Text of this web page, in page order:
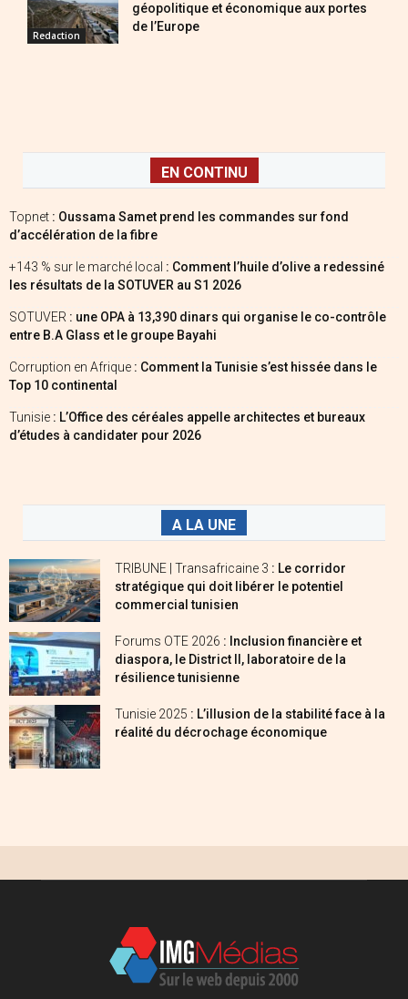
Redaction
géopolitique et économique aux portes
de l’Europe
EN CONTINU
Topnet : Oussama Samet prend les commandes sur fond
d’accélération de la fibre
+143 % sur le marché local : Comment l’huile d’olive a redessiné
les résultats de la SOTUVER au S1 2026
SOTUVER : une OPA à 13,390 dinars qui organise le co-contrôle
entre B.A Glass et le groupe Bayahi
Corruption en Afrique : Comment la Tunisie s’est hissée dans le
Top 10 continental
Tunisie : L’Office des céréales appelle architectes et bureaux
d’études à candidater pour 2026
A LA UNE
TRIBUNE | Transafricaine 3 : Le corridor
stratégique qui doit libérer le potentiel
commercial tunisien
Forums OTE 2026 : Inclusion financière et
diaspora, le District II, laboratoire de la
résilience tunisienne
Tunisie 2025 : L’illusion de la stabilité face à la
réalité du décrochage économique